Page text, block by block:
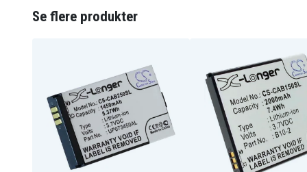
Batteriet er kompatibelt med følgende produkter:
Cat B25
Caterpillar B25
Jcb Toughphone
Sitemaster 2
Se flere produkter